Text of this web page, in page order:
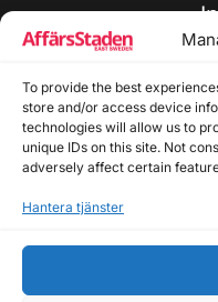
To provide the best
store and/or access device
technologies will allow us to
unique IDs on this site. Not
adversely affect certain
Hantera tjänster
Allmänna frågor: